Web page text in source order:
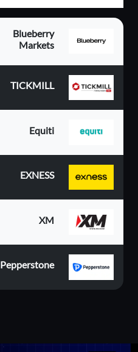
Blueberry
Markets
TICKMILL
Equiti
EXNESS
XM
Pepperstone